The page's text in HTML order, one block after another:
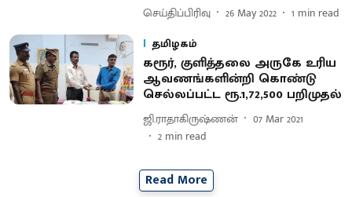
செய்திப்பிரிவு 26 May 2022 1 min read
தமிழகம்
கரூர், குளித்தலை அருகே உரிய
ஆவணங்களின்றி கொண்டு
செல்லப்பட்ட ரூ.1,72,500 பறிமுதல்
ஜி.ராதாகிருஷ்ணன்
07 Mar 2021
2 min read
Read More